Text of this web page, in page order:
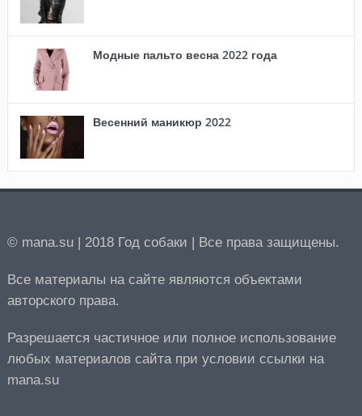
Модные пальто весна 2022 года
Весенний маникюр 2022
© mana.su | 2018 Год собаки | Все права защищены.
Все материалы на сайте являются объектами
авторского права.
Разрешается частичное или полное использование
любых материалов сайта при условии ссылки на
mana.su